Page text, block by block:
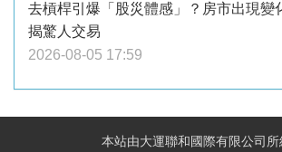
去槓桿引爆「股災體感」？房市出現變
揭驚人交易
2026-08-05 17:59
本站由大運聯和國際有限公司所